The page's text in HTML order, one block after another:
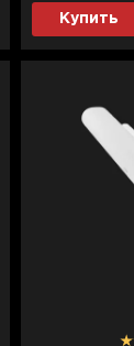
Купить